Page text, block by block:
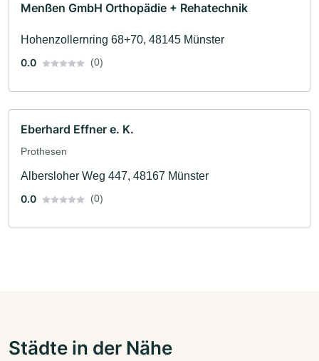
Menßen GmbH Orthopädie + Rehatechnik
Hohenzollernring 68+70, 48145 Münster
0.0
(0)
Eberhard Effner e. K.
Prothesen
Albersloher Weg 447, 48167 Münster
0.0
(0)
Städte in der Nähe